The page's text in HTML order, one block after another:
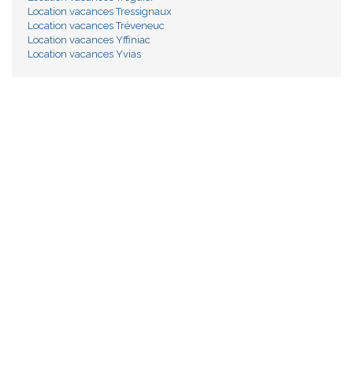
Location vacances Tressignaux
Location vacances Tréveneuc
Location vacances Yffiniac
Location vacances Yvias